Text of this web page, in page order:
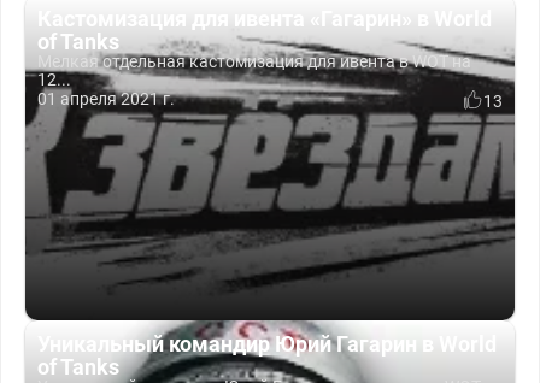
Кастомизация для ивента «Гагарин» в World
of Tanks
Мелкая отдельная кастомизация для ивента в WOT на
12...
01 апреля 2021 г.
13
Уникальный командир Юрий Гагарин в World
of Tanks